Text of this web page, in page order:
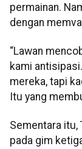
permainan.
dengan
“Lawan
kami
mereka, tapi
Itu yang
Sementara itu,
pada gim